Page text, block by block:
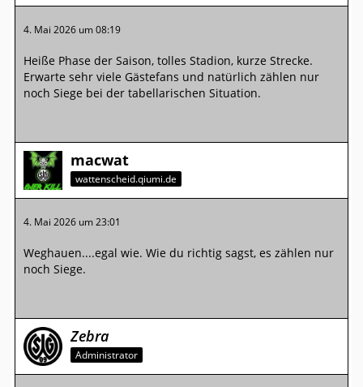
4. Mai 2026 um 08:19
Heiße Phase der Saison, tolles Stadion, kurze Strecke.
Erwarte sehr viele Gästefans und natürlich zählen nur
noch Siege bei der tabellarischen Situation.
macwat
wattenscheid.qiumi.de
4. Mai 2026 um 23:01
Weghauen....egal wie. Wie du richtig sagst, es zählen nur
noch Siege.
Zebra
Administrator